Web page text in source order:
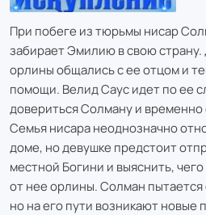
При побеге из тюрьмы нисар
забирает Эмилию в свою страну.
орлины общались с ее отцом и
помощи. Велид Саус идет по ее
довериться Солману и временно
Семья нисара неоднозначно
доме, но девушке предстоит
местной Богини и выяснить,
от нее орлины. Солман
но на его пути возникают новые